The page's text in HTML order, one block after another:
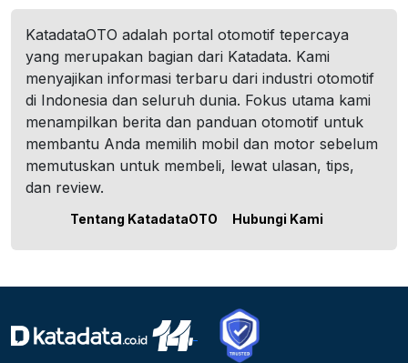
KatadataOTO adalah portal otomotif tepercaya
yang merupakan bagian dari Katadata. Kami
menyajikan informasi terbaru dari industri otomotif
di Indonesia dan seluruh dunia. Fokus utama kami
menampilkan berita dan panduan otomotif untuk
membantu Anda memilih mobil dan motor sebelum
memutuskan untuk membeli, lewat ulasan, tips,
dan review.
Tentang KatadataOTO Hubungi Kami